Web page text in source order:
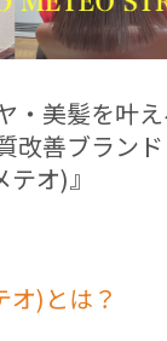
・美髪を叶え
改善ブランド
テオ)』
オ)とは？